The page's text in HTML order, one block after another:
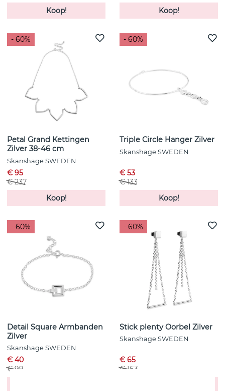
Koop!
Koop!
- 60%
Petal Grand Kettingen
Zilver 38-46 cm
Skanshage SWEDEN
€ 95
€ 237
Koop!
- 60%
Triple Circle Hanger Zilver
Skanshage SWEDEN
€ 53
€ 133
Koop!
- 60%
Detail Square Armbanden
Zilver
Skanshage SWEDEN
€ 40
€ 99
- 60%
Stick plenty Oorbel Zilver
Skanshage SWEDEN
€ 65
€ 163